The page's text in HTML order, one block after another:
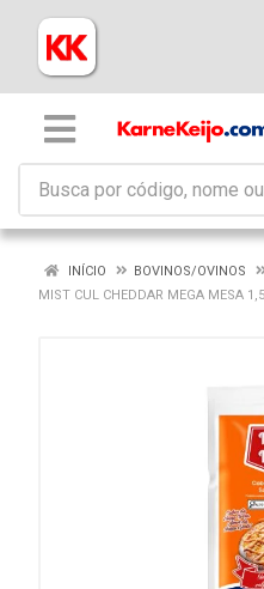
INÍCIO BOVINOS/OVINOS
MIST CUL CHEDDAR MEGA MESA